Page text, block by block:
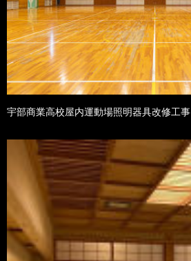
宇部商業高校屋内運動場照明器具改修工事